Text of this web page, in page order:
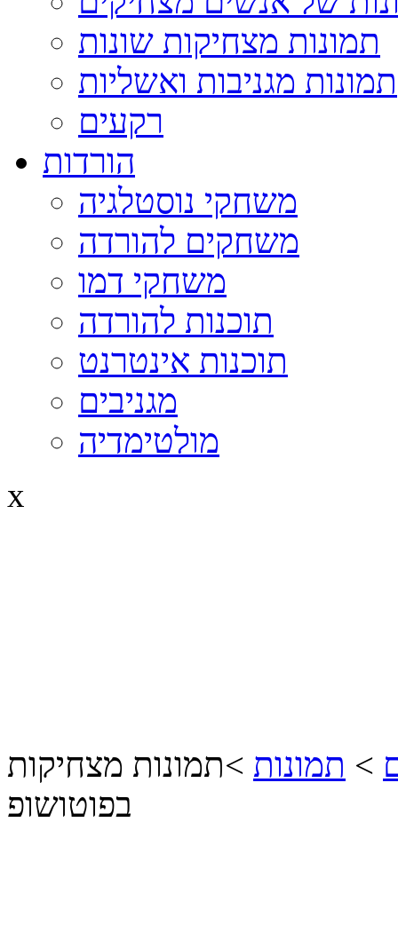
תמונות מצחיקות שונות
תמונות מגניבות ואשליות
רקעים
הורדות
משחקי נוסטלגיה
משחקים להורדה
משחקי דמו
תוכנות להורדה
תוכנות אינטרנט
מגניבים
מולטימדיה
x
> תמונות >תמונות מצחיקות
בפוטושופ